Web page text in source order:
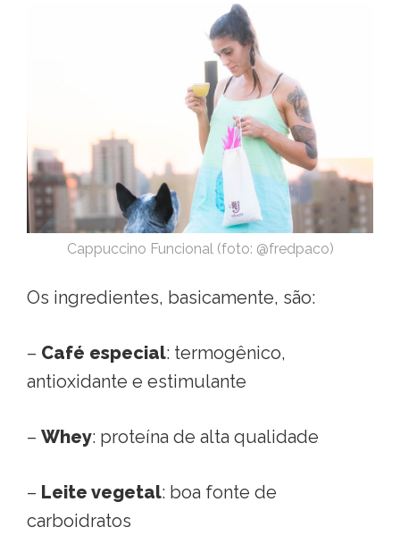
Cappuccino Funcional (foto: @fredpaco)
Os ingredientes, basicamente, são:
– Café especial: termogênico,
antioxidante e estimulante
– Whey: proteína de alta qualidade
– Leite vegetal: boa fonte de
carboidratos